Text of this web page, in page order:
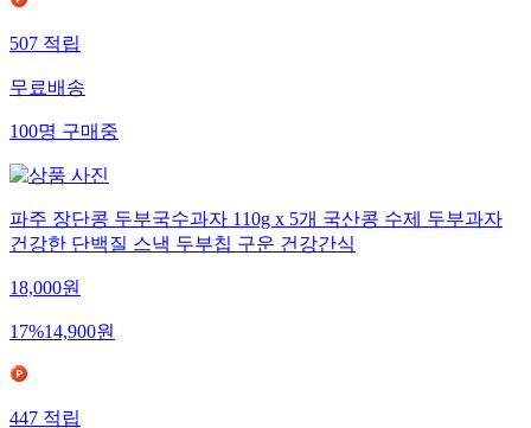
507적립
무료배송
100명구매중
파주 장단콩 두부국수과자 110g x 5개 국산콩 수제 두부과자
건강한 단백질 스낵 두부칩 구운 건강간식
18,000원
17%14,900원